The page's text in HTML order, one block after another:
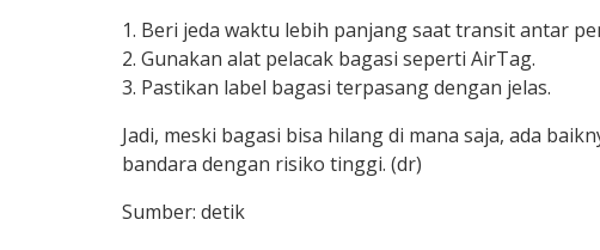
1. Beri jeda waktu lebih panjang saat transit antar
2. Gunakan alat pelacak bagasi seperti AirTag.
3. Pastikan label bagasi terpasang dengan jelas.
Jadi, meski bagasi bisa hilang di mana saja, ada
bandara dengan risiko tinggi. (dr)
Sumber: detik